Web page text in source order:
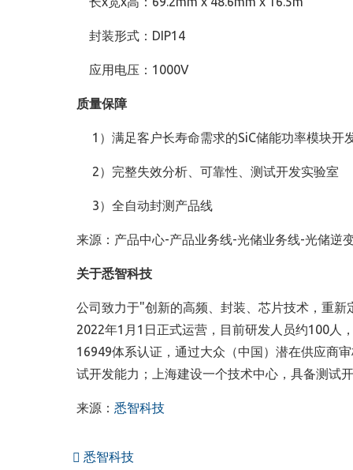
封装形式：DIP14
应用电压：1000V
质量保障
1）满足客户长寿命需求的SiC储能功率模块开
2）完整失效分析、可靠性、测试开发实验室
3）全自动封测产品线
来源：产品中心-产品业务线-光储业务线-光储逆
关于悉智科技
公司致力于"创新的高频、封装、芯片技术，重
2022年1月1日正式运营，目前研发人员约100人
16949体系认证，通过大众（中国）潜在供应商
试开发能力；上海建设一个技术中心，具备测试
来源： 悉智科技
悉智科技